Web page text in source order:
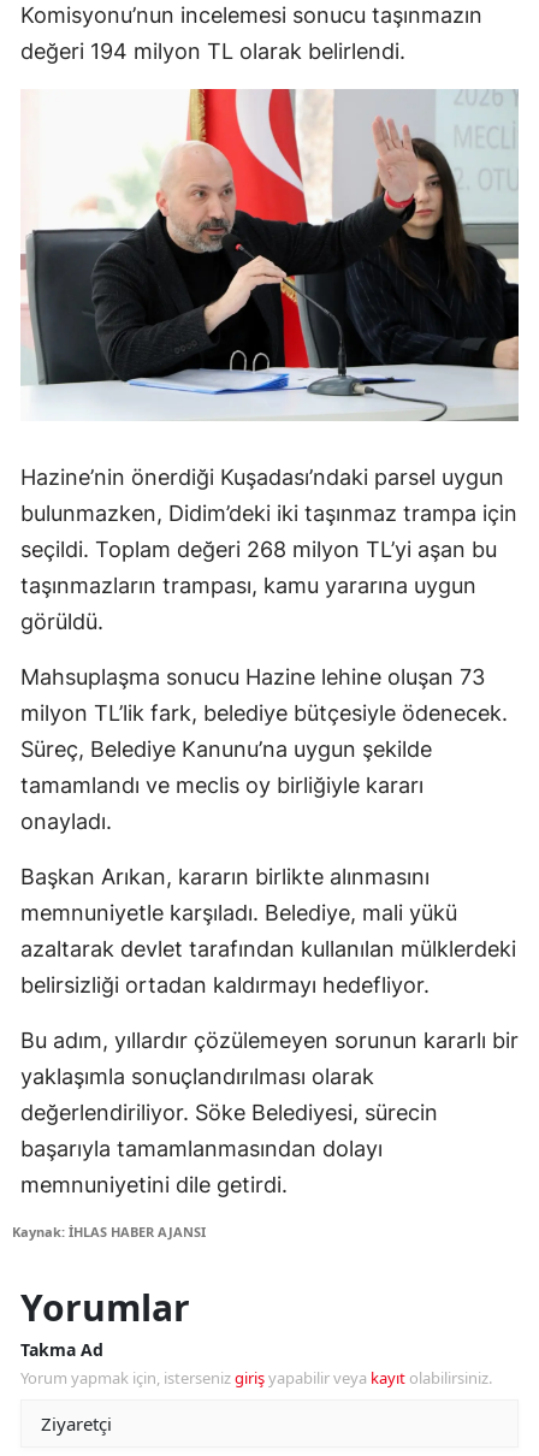
Komisyonu’nun incelemesi sonucu taşınmazın
değeri 194 milyon TL olarak belirlendi.
Hazine’nin önerdiği Kuşadası’ndaki parsel uygun
bulunmazken, Didim’deki iki taşınmaz trampa için
seçildi. Toplam değeri 268 milyon TL’yi aşan bu
taşınmazların trampası, kamu yararına uygun
görüldü.
Mahsuplaşma sonucu Hazine lehine oluşan 73
milyon TL’lik fark, belediye bütçesiyle ödenecek.
Süreç, Belediye Kanunu’na uygun şekilde
tamamlandı ve meclis oy birliğiyle kararı
onayladı.
Başkan Arıkan, kararın birlikte alınmasını
memnuniyetle karşıladı. Belediye, mali yükü
azaltarak devlet tarafından kullanılan mülklerdeki
belirsizliği ortadan kaldırmayı hedefliyor.
Bu adım, yıllardır çözülemeyen sorunun kararlı bir
yaklaşımla sonuçlandırılması olarak
değerlendiriliyor. Söke Belediyesi, sürecin
başarıyla tamamlanmasından dolayı
memnuniyetini dile getirdi.
Kaynak: İHLAS HABER AJANSI
Yorumlar
Takma Ad
Yorum yapmak için, istersenizgirişyapabilir veya kayıt olabilirsiniz.